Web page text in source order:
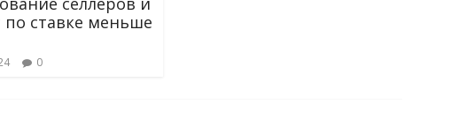
по ставке меньше
0